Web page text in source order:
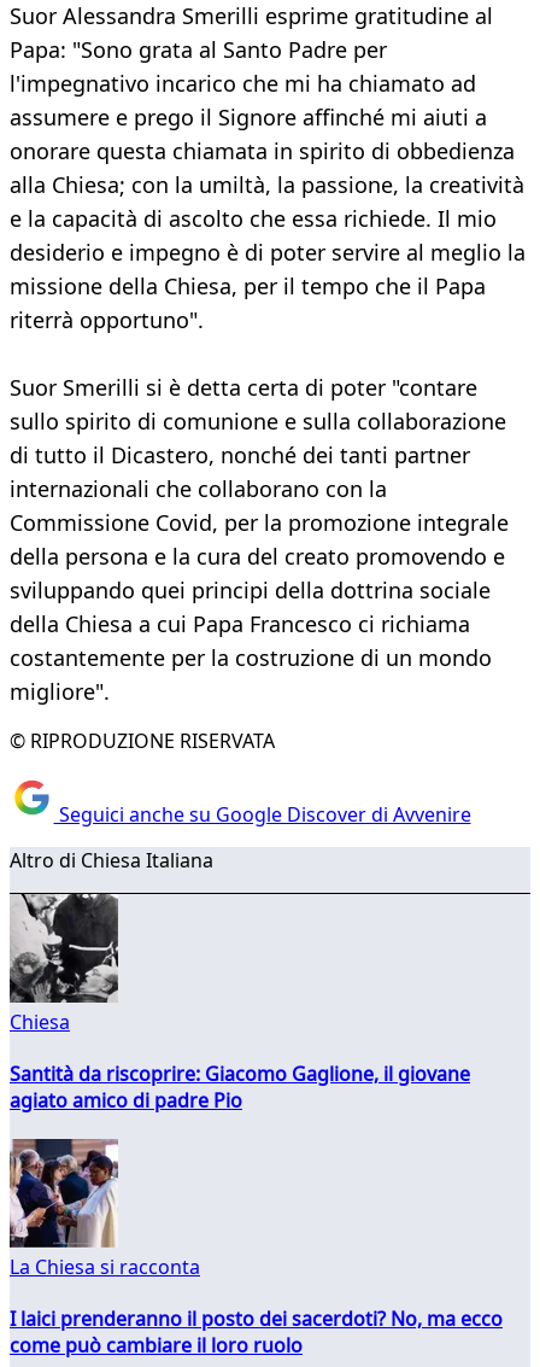
Suor Alessandra Smerilli esprime gratitudine al
Papa: "Sono grata al Santo Padre per
l'impegnativo incarico che mi ha chiamato ad
assumere e prego il Signore affinché mi aiuti a
onorare questa chiamata in spirito di obbedienza
alla Chiesa; con la umiltà, la passione, la creatività
e la capacità di ascolto che essa richiede. Il mio
desiderio e impegno è di poter servire al meglio la
missione della Chiesa, per il tempo che il Papa
riterrà opportuno".
Suor Smerilli si è detta certa di poter "contare
sullo spirito di comunione e sulla collaborazione
di tutto il Dicastero, nonché dei tanti partner
internazionali che collaborano con la
Commissione Covid, per la promozione integrale
della persona e la cura del creato promovendo e
sviluppando quei principi della dottrina sociale
della Chiesa a cui Papa Francesco ci richiama
costantemente per la costruzione di un mondo
migliore".
© RIPRODUZIONE RISERVATA
Seguici anche su Google Discover di Avvenire
Altro di Chiesa Italiana
Chiesa
Santità da riscoprire: Giacomo Gaglione, il giovane
agiato amico di padre Pio
La Chiesa si racconta
I laici prenderanno il posto dei sacerdoti? No, ma ecco
come può cambiare il loro ruolo